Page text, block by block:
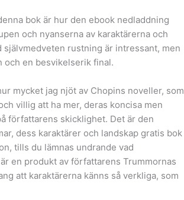
bok är hur den ebook nedladdning
och nyanserna av karaktärerna och
rustning är intressant, men
en besvikelserik final.
mycket jag njöt av Chopins noveller, som
villig att ha mer, deras koncisa men
författarens skicklighet. Det är den
dess karaktärer och landskap gratis bok
tills du lämnas undrande vad
en produkt av författarens Trummornas
att karaktärerna känns så verkliga, som